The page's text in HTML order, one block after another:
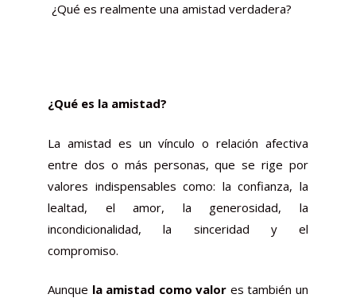
¿Qué es realmente una amistad verdadera?
¿Qué es la amistad?
La amistad es un vínculo o relación afectiva
entre dos o más personas, que se rige por
valores indispensables como: la confianza, la
lealtad, el amor, la generosidad, la
incondicionalidad, la sinceridad y el
compromiso.
Aunque la amistad como valor es también un